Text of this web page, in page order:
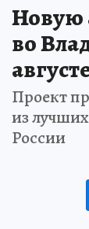
Новую
во
Проект
из
России